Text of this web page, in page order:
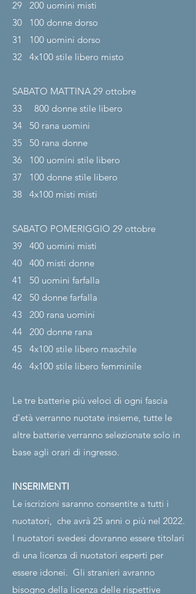
29
200 uomini misti
30
100 donne dorso
31
100 uomini dorso
32
4x100 stile libero misto
SABATO MATTINA 29 ottobre
33
800 donne stile libero
34
50 rana uomini
35
50 rana donne
36
100 uomini stile libero
37
100 donne stile libero
38
4x100 misti misti
SABATO POMERIGGIO 29 ottobre
39
400 uomini misti
40
400 misti donne
41
50 uomini farfalla
42
50 donne farfalla
43
200 rana uomini
44
200 donne rana
45
4x100 stile libero maschile
46
4x100 stile libero femminile
Le tre batterie più veloci di ogni fascia
d'età verranno nuotate insieme, tutte le
altre batterie verranno selezionate solo in
base agli orari di ingresso.
INSERIMENTI
Le iscrizioni saranno consentite a tutti i
nuotatori, che avrà 25 anni o più nel 2022.
I nuotatori svedesi dovranno essere titolari
di una licenza di nuotatori esperti per
essere idonei. Gli stranieri avranno
bisogno della licenza delle rispettive